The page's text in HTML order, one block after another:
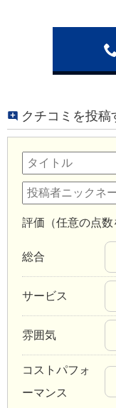
クチコミを投稿
評価（任意の点数
総合
サービス
雰囲気
コストパフォ
ーマンス